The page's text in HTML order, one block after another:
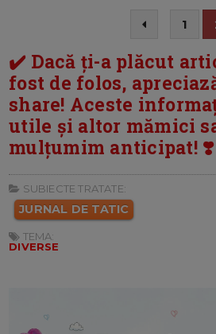
1
✔️ Dacă ți-a plăcut
fost de folos,
share! Aceste
utile și altor mămici
mulțumim anticipat! ❣️
SUBIECTE TRATATE:
JURNAL DE TATIC
TEMA:
DIVERSE